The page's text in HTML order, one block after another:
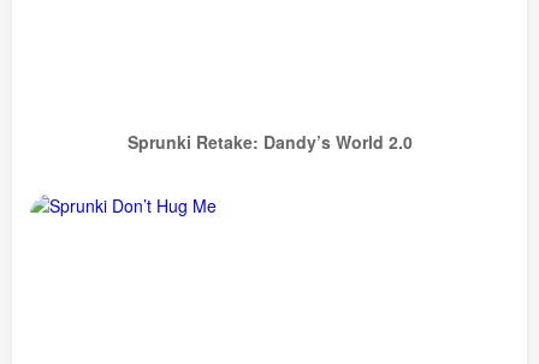
Sprunki Retake: Dandy’s World 2.0